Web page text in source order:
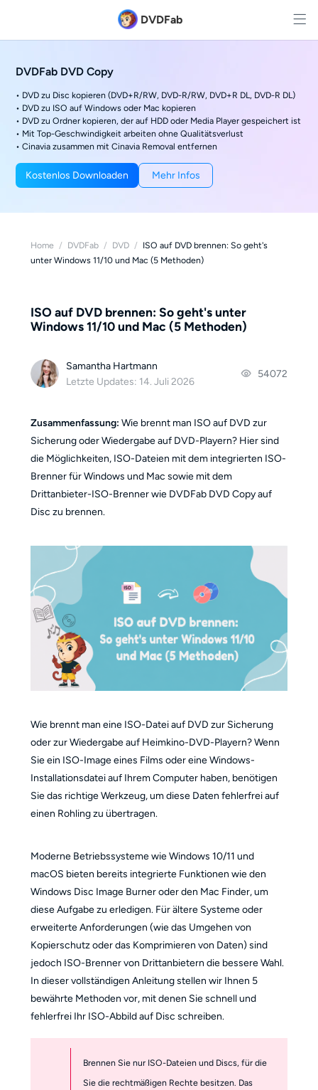
DVDFab
DVDFab DVD Copy
• DVD zu Disc kopieren (DVD+R/RW, DVD-R/RW, DVD+R DL, DVD-R DL)
• DVD zu ISO auf Windows oder Mac kopieren
• DVD zu Ordner kopieren, der auf HDD oder Media Player gespeichert ist
• Mit Top-Geschwindigkeit arbeiten ohne Qualitätsverlust
• Cinavia zusammen mit Cinavia Removal entfernen
Kostenlos Downloaden Mehr Infos
Home / DVDFab / DVD / ISO auf DVD brennen: So geht's
unter Windows 11/10 und Mac (5 Methoden)
ISO auf DVD brennen: So geht's unter
Windows 11/10 und Mac (5 Methoden)
Samantha Hartmann
Letzte Updates: 14. Juli 2026
54072
Zusammenfassung: Wie brennt man ISO auf DVD zur
Sicherung oder Wiedergabe auf DVD-Playern? Hier sind
die Möglichkeiten, ISO-Dateien mit dem integrierten ISO-
Brenner für Windows und Mac sowie mit dem
Drittanbieter-ISO-Brenner wie DVDFab DVD Copy auf
Disc zu brennen.
Wie brennt man eine ISO-Datei auf DVD zur Sicherung
oder zur Wiedergabe auf Heimkino-DVD-Playern? Wenn
Sie ein ISO-Image eines Films oder eine Windows-
Installationsdatei auf Ihrem Computer haben, benötigen
Sie das richtige Werkzeug, um diese Daten fehlerfrei auf
einen Rohling zu übertragen.
Moderne Betriebssysteme wie Windows 10/11 und
macOS bieten bereits integrierte Funktionen wie den
Windows Disc Image Burner oder den Mac Finder, um
diese Aufgabe zu erledigen. Für ältere Systeme oder
erweiterte Anforderungen (wie das Umgehen von
Kopierschutz oder das Komprimieren von Daten) sind
jedoch ISO-Brenner von Drittanbietern die bessere Wahl.
In dieser vollständigen Anleitung stellen wir Ihnen 5
bewährte Methoden vor, mit denen Sie schnell und
fehlerfrei Ihr ISO-Abbild auf Disc schreiben.
Brennen Sie nur ISO-Dateien und Discs, für die
Sie die rechtmäßigen Rechte besitzen. Das